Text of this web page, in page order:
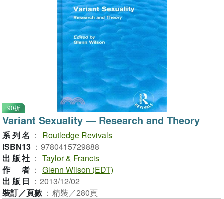
90折
Variant Sexuality ― Research and Theory
系列名 ：
Routledge Revivals
ISBN13 ： 9780415729888
出版社 ： Taylor & Francis
作者 ： Glenn Wilson (EDT)
出版日 ： 2013/12/02
裝訂／頁數 ： 精裝／280頁